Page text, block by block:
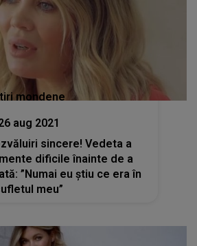
mondene
aug 2021
sincere! Vedeta a
dificile înainte de a
”Numai eu știu ce era în
meu”